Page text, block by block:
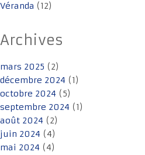
Véranda (12)
Archives
mars 2025 (2)
décembre 2024 (1)
octobre 2024 (5)
septembre 2024 (1)
août 2024 (2)
juin 2024 (4)
mai 2024 (4)